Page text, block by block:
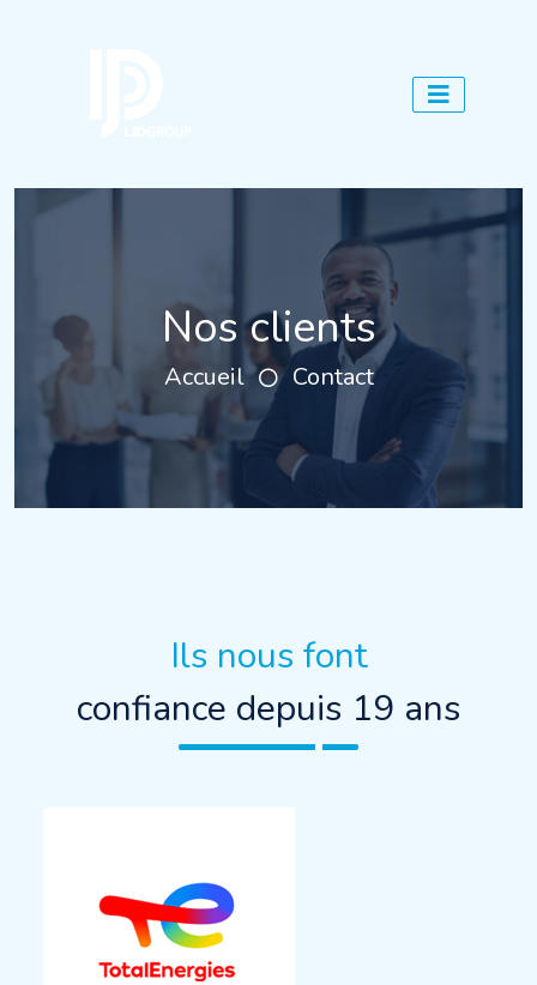
Nos clients
Accueil Contact
Ils nous font
confiance depuis 19 ans